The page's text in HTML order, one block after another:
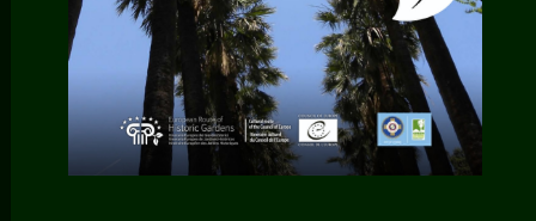
superficie total de más de 2 hectáreas y constan de
dos elementos básicos: el Jardín Superior, ubicado
más cerca de la residencia (en la cubierta de
Kubicki Arcades), y los Jardines Inferiores,
ubicados debajo del escarpe del muro del castillo,
llegando casi al río Vístula.